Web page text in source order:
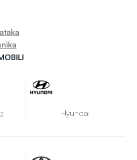
Hyundai